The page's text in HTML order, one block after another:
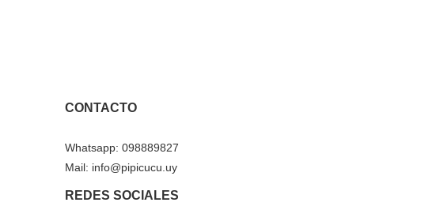
CONTACTO
Whatsapp: 098889827
Mail: info@pipicucu.uy
REDES SOCIALES